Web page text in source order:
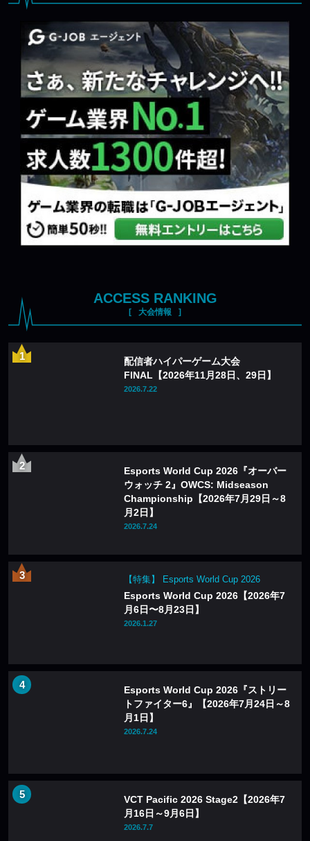
ACCESS RANKING
大会情報
配信者ハイパーゲーム大会
FINAL【2026年11月28日、29日】
2026.7.22
Esports World Cup 2026『オーバー
ウォッチ 2』OWCS: Midseason
Championship【2026年7月29日～8
月2日】
2026.7.24
【特集】 Esports World Cup 2026
Esports World Cup 2026【2026年7
月6日〜8月23日】
2026.1.27
Esports World Cup 2026『ストリー
トファイター6』【2026年7月24日～8
月1日】
2026.7.24
VCT Pacific 2026 Stage2【2026年7
月16日～9月6日】
2026.7.7